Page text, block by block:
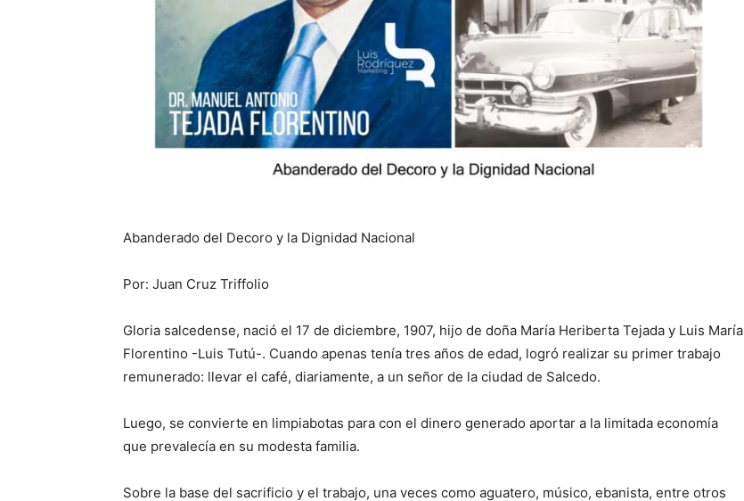
Abanderado del Decoro y la Dignidad Nacional
Por: Juan Cruz Triffolio
Gloria salcedense, nació el 17 de diciembre, 1907, hijo de doña María Heriberta Tejada y Luis María
Florentino -Luis Tutú-. Cuando apenas tenía tres años de edad, logró realizar su primer trabajo
remunerado: llevar el café, diariamente, a un señor de la ciudad de Salcedo.
Luego, se convierte en limpiabotas para con el dinero generado aportar a la limitada economía
que prevalecía en su modesta familia.
Sobre la base del sacrificio y el trabajo, una veces como aguatero, músico, ebanista, entre otros